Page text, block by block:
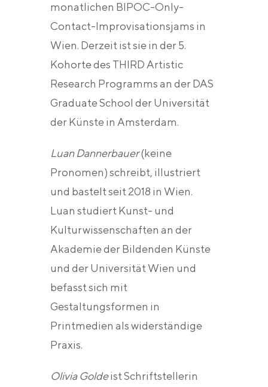
monatlichen BIPOC-Only-
Contact-Improvisationsjams in
Wien. Derzeit ist sie in der 5.
Kohorte des THIRD Artistic
Research Programms an der DAS
Graduate School der Universität
der Künste in Amsterdam.
Luan Dannerbauer(keine
Pronomen) schreibt, illustriert
und bastelt seit 2018 in Wien.
Luan studiert Kunst- und
Kulturwissenschaften an der
Akademie der Bildenden Künste
und der Universität Wien und
befasst sich mit
Gestaltungsformen in
Printmedien als widerständige
Praxis.
Olivia Goldeist Schriftstellerin